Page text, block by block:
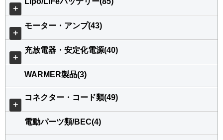
＋
＋
モーター・アンプ(43)
＋
充放電器・安定化電源(40)
WARMER製品(3)
＋
コネクター・コード類(49)
電動パーツ類/BEC(4)